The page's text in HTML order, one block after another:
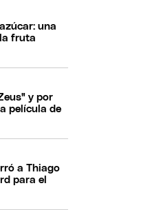
una
fruta
y por
película de
a Thiago
para el